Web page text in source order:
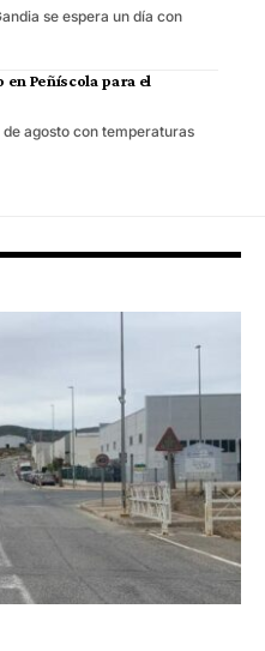
se espera un día con
en Peñíscola para el
agosto con temperaturas